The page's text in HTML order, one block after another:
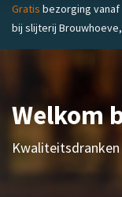
Gratis bezorging
bij slijterij
Welkom